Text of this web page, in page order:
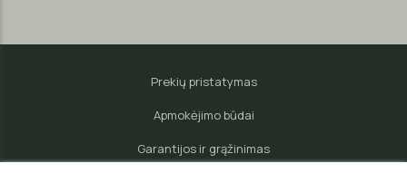
Prekių pristatymas
Apmokėjimo būdai
Garantijos ir grąžinimas